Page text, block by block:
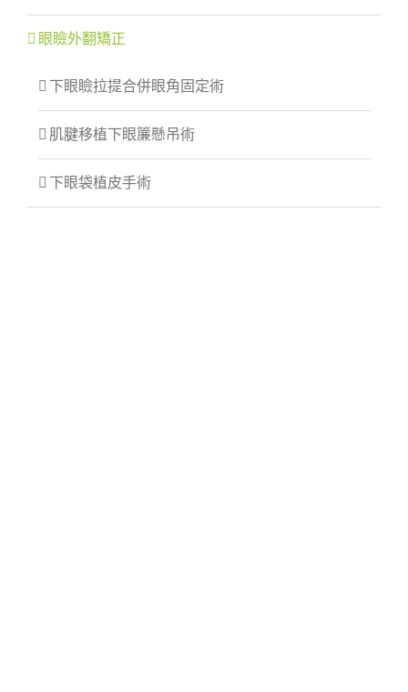
眼瞼外翻矯正
下眼瞼拉提合併眼角固定術
肌腱移植下眼簾懸吊術
下眼袋植皮手術